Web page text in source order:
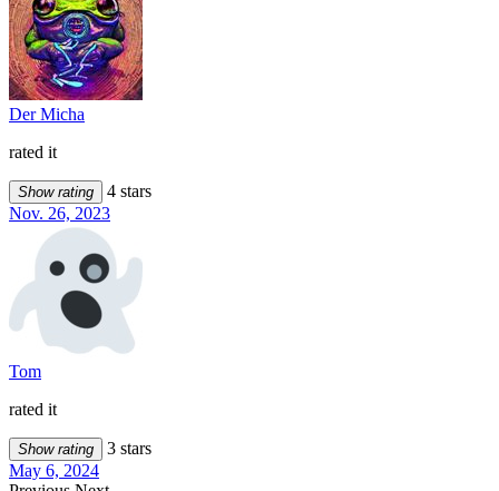
Der Micha
rated it
Show rating
4 stars
Nov. 26, 2023
Tom
rated it
Show rating
3 stars
May 6, 2024